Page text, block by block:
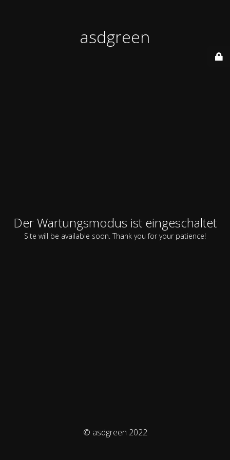
asdgreen
Der Wartungsmodus ist eingeschaltet
Site will be available soon. Thank you for your patience!
© asdgreen 2022